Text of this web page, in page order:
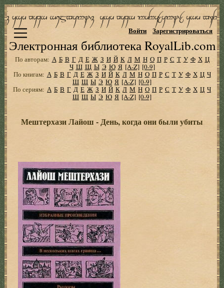
Электронная библиотека RoyalLib.com
Войти Зарегистрироваться
По авторам: А Б В Г Д Е Ж З И Й К Л М Н О П Р С Т У Ф Х Ц
Ч Ш Щ Ы Э Ю Я [A-Z] [0-9]
По книгам: А Б В Г Д Е Ж З И Й К Л М Н О П Р С Т У Ф Х Ц Ч
Ш Щ Ы Э Ю Я [A-Z] [0-9]
По сериям: А Б В Г Д Е Ж З И Й К Л М Н О П Р С Т У Ф Х Ц Ч
Ш Щ Ы Э Ю Я [A-Z] [0-9]
Мештерхази Лайош - День, когда они были убиты